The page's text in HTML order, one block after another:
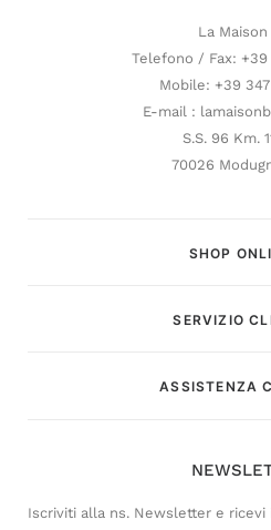
La Maison
Telefono / Fax:
Mobile: +39
E-mail :
S.S. 96 Km.
70026
SHOP
SERVIZIO
ASSISTENZA
Iscriviti alla ns. Newsletter e